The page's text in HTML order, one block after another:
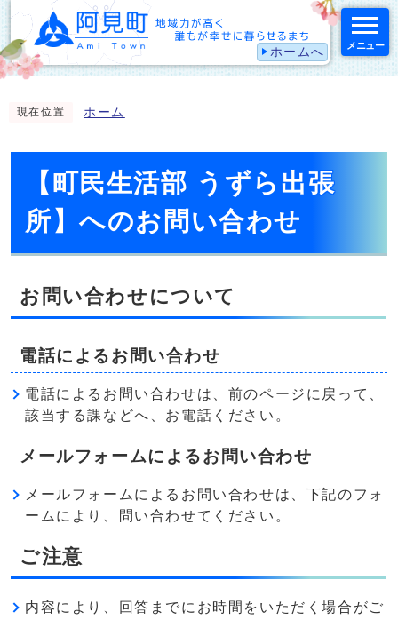
ホームへ メニュー
現在位置 ホーム
【町民生活部 うずら出張
所】へのお問い合わせ
お問い合わせについて
電話によるお問い合わせ
電話によるお問い合わせは、前のページに戻って、
該当する課などへ、お電話ください。
メールフォームによるお問い合わせ
メールフォームによるお問い合わせは、下記のフォ
ームにより、問い合わせてください。
ご注意
内容により、回答までにお時間をいただく場合がご